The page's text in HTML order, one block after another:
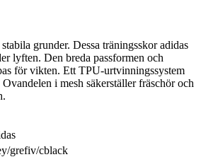
grunder. Dessa träningsskor adidas
lyften. Den breda passformen och
för vikten. Ett TPU-urtvinningssystem
i mesh säkerställer fräschör och
grefiv/cblack